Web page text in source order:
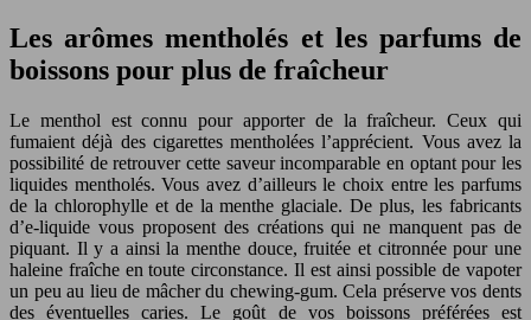
Les arômes mentholés et les parfums de
boissons pour plus de fraîcheur
Le menthol est connu pour apporter de la fraîcheur. Ceux qui
fumaient déjà des cigarettes mentholées l’apprécient. Vous avez la
possibilité de retrouver cette saveur incomparable en optant pour les
liquides mentholés. Vous avez d’ailleurs le choix entre les parfums
de la chlorophylle et de la menthe glaciale. De plus, les fabricants
d’e-liquide vous proposent des créations qui ne manquent pas de
piquant. Il y a ainsi la menthe douce, fruitée et citronnée pour une
haleine fraîche en toute circonstance. Il est ainsi possible de vapoter
un peu au lieu de mâcher du chewing-gum. Cela préserve vos dents
des éventuelles caries. Le goût de vos boissons préférées est